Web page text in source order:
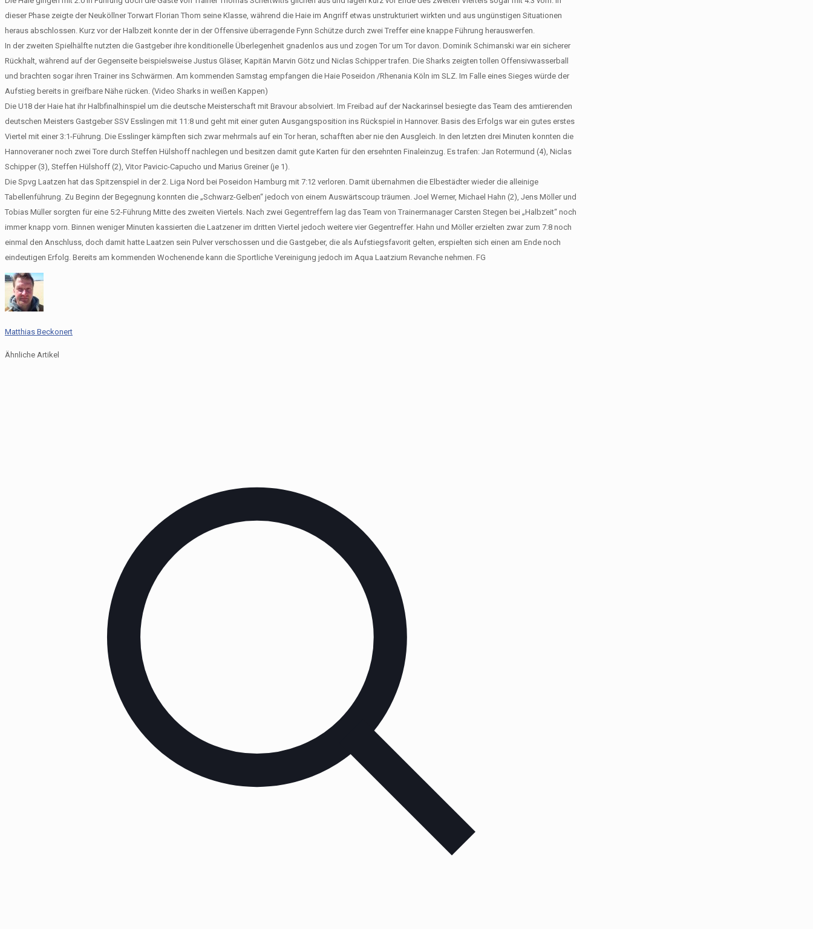
dieser Phase zeigte der Neuköllner Torwart Florian Thom seine Klasse, während die Haie im Angriff etwas unstrukturiert wirkten und aus ungünstigen Situationen
heraus abschlossen. Kurz vor der Halbzeit konnte der in der Offensive überragende Fynn Schütze durch zwei Treffer eine knappe Führung herauswerfen.
In der zweiten Spielhälfte nutzten die Gastgeber ihre konditionelle Überlegenheit gnadenlos aus und zogen Tor um Tor davon. Dominik Schimanski war ein sicherer
Rückhalt, während auf der Gegenseite beispielsweise Justus Gläser, Kapitän Marvin Götz und Niclas Schipper trafen. Die Sharks zeigten tollen Offensivwasserball
und brachten sogar ihren Trainer ins Schwärmen. Am kommenden Samstag empfangen die Haie Poseidon /Rhenania Köln im SLZ. Im Falle eines Sieges würde der
Aufstieg bereits in greifbare Nähe rücken. (Video Sharks in weißen Kappen)
Die U18 der Haie hat ihr Halbfinalhinspiel um die deutsche Meisterschaft mit Bravour absolviert. Im Freibad auf der Nackarinsel besiegte das Team des amtierenden
deutschen Meisters Gastgeber SSV Esslingen mit 11:8 und geht mit einer guten Ausgangsposition ins Rückspiel in Hannover. Basis des Erfolgs war ein gutes erstes
Viertel mit einer 3:1-Führung. Die Esslinger kämpften sich zwar mehrmals auf ein Tor heran, schafften aber nie den Ausgleich. In den letzten drei Minuten konnten die
Hannoveraner noch zwei Tore durch Steffen Hülshoff nachlegen und besitzen damit gute Karten für den ersehnten Finaleinzug. Es trafen: Jan Rotermund (4), Niclas
Schipper (3), Steffen Hülshoff (2), Vitor Pavicic-Capucho und Marius Greiner (je 1).
Die Spvg Laatzen hat das Spitzenspiel in der 2. Liga Nord bei Poseidon Hamburg mit 7:12 verloren. Damit übernahmen die Elbestädter wieder die alleinige
Tabellenführung. Zu Beginn der Begegnung konnten die „Schwarz-Gelben“ jedoch von einem Auswärtscoup träumen. Joel Werner, Michael Hahn (2), Jens Möller und
Tobias Müller sorgten für eine 5:2-Führung Mitte des zweiten Viertels. Nach zwei Gegentreffern lag das Team von Trainermanager Carsten Stegen bei „Halbzeit“ noch
immer knapp vorn. Binnen weniger Minuten kassierten die Laatzener im dritten Viertel jedoch weitere vier Gegentreffer. Hahn und Möller erzielten zwar zum 7:8 noch
einmal den Anschluss, doch damit hatte Laatzen sein Pulver verschossen und die Gastgeber, die als Aufstiegsfavorit gelten, erspielten sich einen am Ende noch
eindeutigen Erfolg. Bereits am kommenden Wochenende kann die Sportliche Vereinigung jedoch im Aqua Laatzium Revanche nehmen. FG
Matthias Beckonert
Ähnliche Artikel